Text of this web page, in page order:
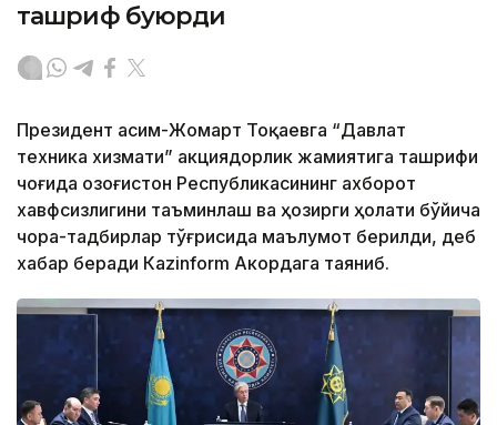
ташриф буюрди
Президент Қасим-Жомарт Тоқаевга “Давлат
техника хизмати” акциядорлик жамиятига ташрифи
чоғида Қозоғистон Республикасининг ахборот
хавфсизлигини таъминлаш ва ҳозирги ҳолати бўйича
чора-тадбирлар тўғрисида маълумот берилди, деб
хабар беради Каzinform Акордага таяниб.